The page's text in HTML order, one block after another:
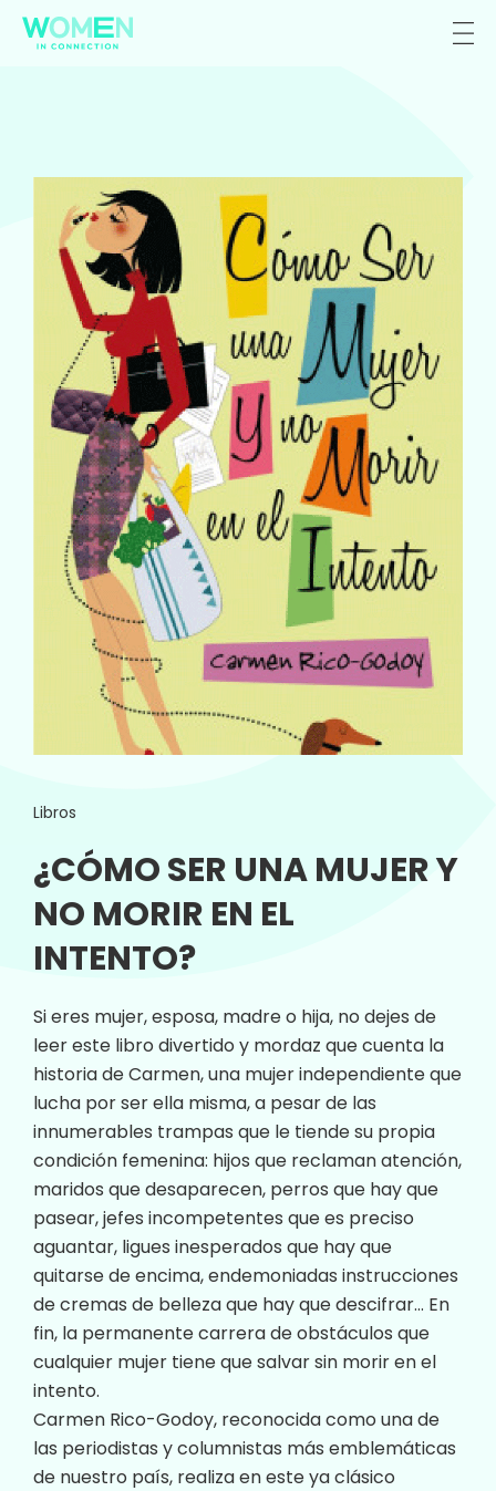
Libros
¿CÓMO SER UNA MUJER Y
NO MORIR EN EL
INTENTO?
Si eres mujer, esposa, madre o hija, no dejes de
leer este libro divertido y mordaz que cuenta la
historia de Carmen, una mujer independiente que
lucha por ser ella misma, a pesar de las
innumerables trampas que le tiende su propia
condición femenina: hijos que reclaman atención,
maridos que desaparecen, perros que hay que
pasear, jefes incompetentes que es preciso
aguantar, ligues inesperados que hay que
quitarse de encima, endemoniadas instrucciones
de cremas de belleza que hay que descifrar… En
fin, la permanente carrera de obstáculos que
cualquier mujer tiene que salvar sin morir en el
intento.
Carmen Rico-Godoy, reconocida como una de
las periodistas y columnistas más emblemáticas
de nuestro país, realiza en este ya clásico